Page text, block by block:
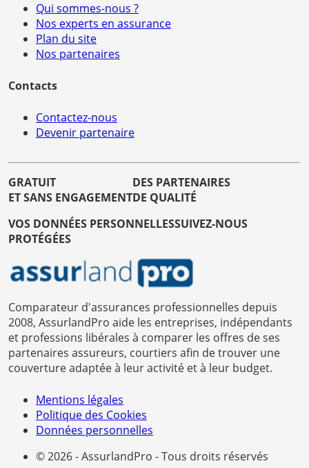
Qui sommes-nous ?
Nos experts en assurance
Plan du site
Nos partenaires
Contacts
Contactez-nous
Devenir partenaire
GRATUIT
ET SANS ENGAGEMENT
DES PARTENAIRES
DE QUALITÉ
VOS DONNÉES PERSONNELLES
PROTÉGÉES
SUIVEZ-NOUS
Comparateur d'assurances professionnelles depuis
2008, AssurlandPro aide les entreprises, indépendants
et professions libérales à comparer les offres de ses
partenaires assureurs, courtiers afin de trouver une
couverture adaptée à leur activité et à leur budget.
Mentions légales
Politique des Cookies
Données personnelles
© 2026 - AssurlandPro - Tous droits réservés